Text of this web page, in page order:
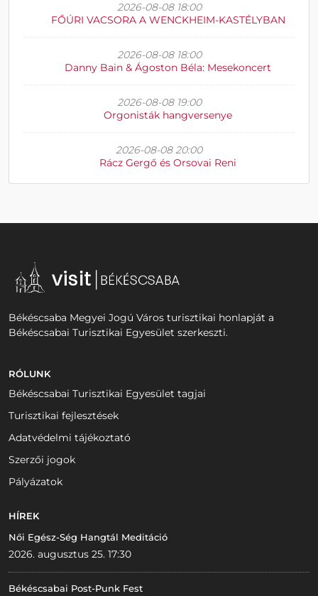
2026-08-08 18:00
FŐÚRI VACSORA A WENCKHEIM-KASTÉLYBAN
2026-08-08 18:00
Danny Bain & Ágoston Béla: Mesekoncert
2026-08-08 19:00
Orgonisták hangversenye
2026-08-08 20:00
Rácz Gergő és Orsovai Reni
Békéscsaba Megyei Jogú Város turisztikai honlapját a
Békéscsabai Turisztikai Egyesület szerkeszti.
RÓLUNK
Békéscsabai Turisztikai Egyesület tagjai
Turisztikai fejlesztések
Adatvédelmi tájékoztató
Szerzői jogok
Pályázatok
HÍREK
Női Egész-Ség Hangtál Meditáció
2026. augusztus 25. 17:30
Békéscsabai Post-Punk Fest